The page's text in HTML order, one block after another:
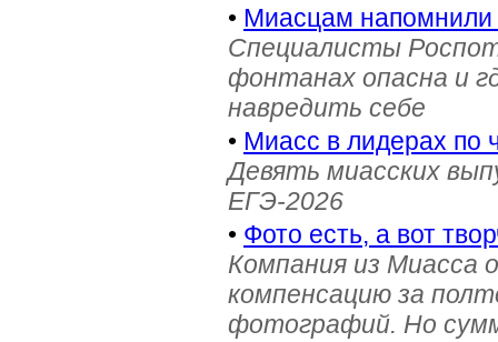
• Миасцам напомнили
Специалисты
фонтанах опасна и
навредить себе
• Миасс в лидерах по
Девять миасских
ЕГЭ-2026
• Фото есть, а вот
Компания из Миасса
компенсацию за
фотографий. Но